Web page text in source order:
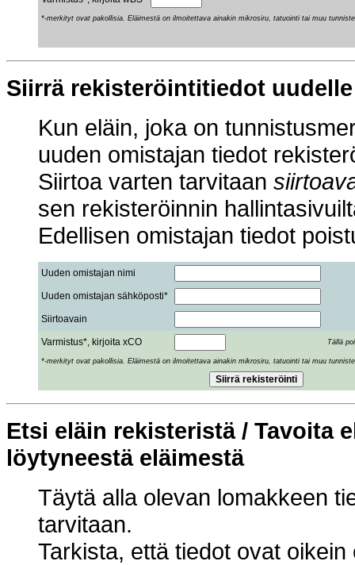
*-merkityt ovat pakollisia. Eläimestä on ilmoitettava ainakin mikrosiru, tatuointi tai muu
Siirrä rekisteröintitiedot
Kun eläin, joka on
uuden omistajan tiedot
Siirtoa varten tarvitaan
sen rekisteröinnin
Edellisen omistajan tiedot
Uuden omistajan nimi
Uuden omistajan sähköposti*
Siirtoavain
Varmistus*, kirjoita xCO Tällä
*-merkityt ovat pakollisia. Eläimestä on ilmoitettava ainakin mikrosiru, tatuointi tai muu
Etsi eläin rekisteristä / Tavoita
löytyneestä eläimestä
Täytä alla olevan lomakkeen
tarvitaan.
Tarkista, että tiedot ovat